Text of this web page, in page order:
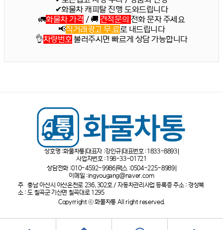
✔화물차 캐피탈 진행 도와드립니다
🚛화물차 가격 / 🚚 견적문의 전화 문자 주세요
📢직거래광고 무.료 로 내드립니다
👌차량번호 불러주시면 빠르게 상담 가능합니다
상호명 :화물차통 대표자 :강인규 대표번호 :1833-8893
사업자번호 :198-33-01721
상담전화 :010-4592-9986 팩스 :0504-225-8989
이메일 :ingyougang@naver.com
주
소 :
충남 아산시 아산온천로 236, 302호 / 자동차관리사업 등록증 주소 : 경상북
도 칠곡군 기산면 칠곡대로 1295
Copyrright ⓒ 화물차통 All right reserved.